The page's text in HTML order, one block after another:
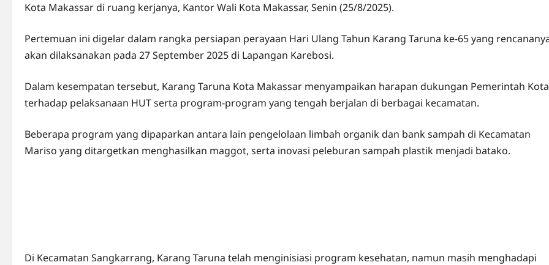
Kota Makassar di ruang kerjanya, Kantor Wali Kota Makassar, Senin (25/8/2025).
Pertemuan ini digelar dalam rangka persiapan perayaan Hari Ulang Tahun Karang Taruna ke-65 yang
akan dilaksanakan pada 27 September 2025 di Lapangan Karebosi.
Dalam kesempatan tersebut, Karang Taruna Kota Makassar menyampaikan harapan dukungan Pemerintah Kota
terhadap pelaksanaan HUT serta program-program yang tengah berjalan di berbagai kecamatan.
Beberapa program yang dipaparkan antara lain pengelolaan limbah organik dan bank sampah di Kecamatan
Mariso yang ditargetkan menghasilkan maggot, serta inovasi peleburan sampah plastik menjadi batako.
Di Kecamatan Sangkarrang, Karang Taruna telah menginisiasi program kesehatan, namun masih menghadapi